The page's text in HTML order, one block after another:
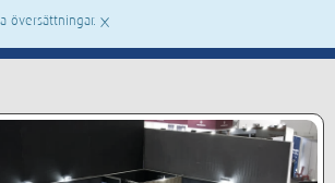
översättningar. ×